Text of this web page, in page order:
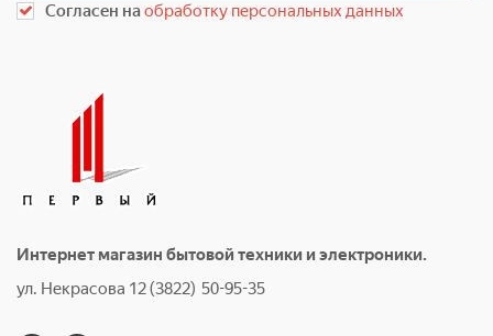
Согласен наобработку персональных данных
Интернет магазин бытовой техники и электроники.
ул. Некрасова 12 (3822) 50-95-35